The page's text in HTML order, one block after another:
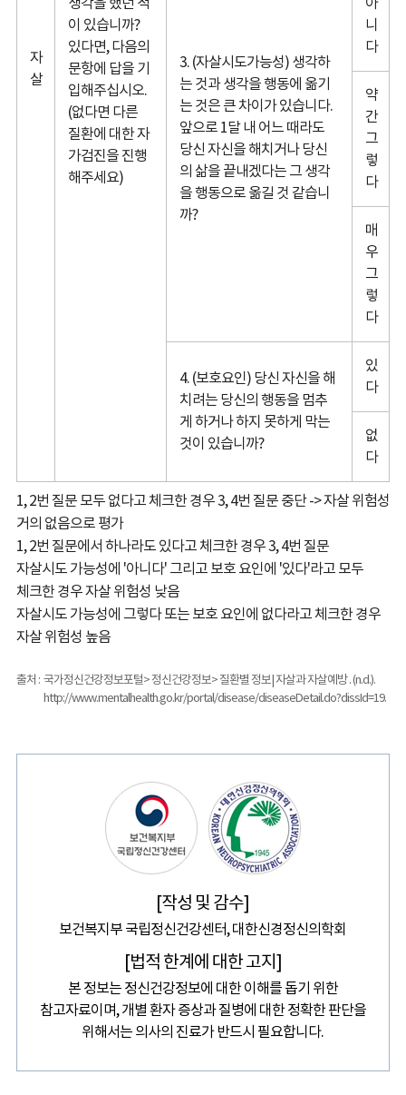
자
살
생각을 했던 적
이 있습니까?
있다면, 다음의
문항에 답을 기
입해주십시오.
(없다면 다른
질환에 대한 자
가검진을 진행
해주세요)
3. (자살시도가능성) 생각하
는 것과 생각을 행동에 옮기
는 것은 큰 차이가 있습니다.
앞으로 1달 내 어느 때라도
당신 자신을 해치거나 당신
의 삶을 끝내겠다는 그 생각
을 행동으로 옮길 것 같습니
까?
아
니
다
약
간
그
렇
다
매
우
그
렇
다
4. (보호요인) 당신 자신을 해
치려는 당신의 행동을 멈추
게 하거나 하지 못하게 막는
것이 있습니까?
있
다
없
다
1, 2번 질문 모두 없다고 체크한 경우 3, 4번 질문 중단 -> 자살 위험성
거의 없음으로 평가
1, 2번 질문에서 하나라도 있다고 체크한 경우 3, 4번 질문
자살시도 가능성에 '아니다' 그리고 보호 요인에 '있다'라고 모두
체크한 경우 자살 위험성 낮음
자살시도 가능성에 그렇다 또는 보호 요인에 없다라고 체크한 경우
자살 위험성 높음
출처 : 국가정신건강정보포털> 정신건강정보> 질환별 정보| 자살과 자살예방 . (n.d.).
http://www.mentalhealth.go.kr/portal/disease/diseaseDetail.do?dissId=19.
[작성 및 감수]
보건복지부 국립정신건강센터, 대한신경정신의학회
[법적 한계에 대한 고지]
본 정보는 정신건강정보에 대한 이해를 돕기 위한
참고자료이며, 개별 환자 증상과 질병에 대한 정확한 판단을
위해서는 의사의 진료가 반드시 필요합니다.